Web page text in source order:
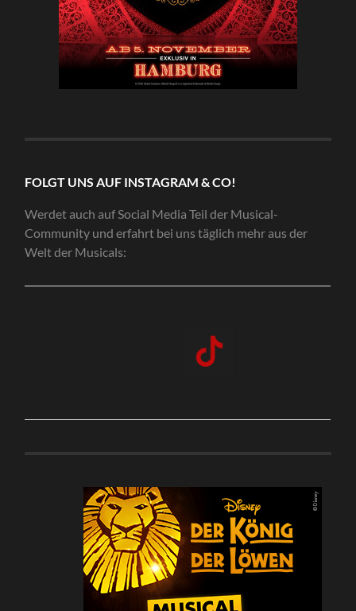
FOLGT UNS AUF INSTAGRAM & CO!
Werdet auch auf Social Media Teil der Musical-
Community und erfahrt bei uns täglich mehr aus der
Welt der Musicals: